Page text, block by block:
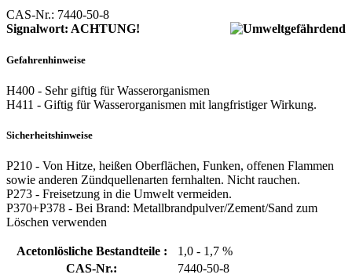
CAS-Nr.: 7440-50-8
Signalwort: ACHTUNG!
Gefahrenhinweise
H400 - Sehr giftig für Wasserorganismen
H411 - Giftig für Wasserorganismen mit langfristiger Wirkung.
Sicherheitshinweise
P210 - Von Hitze, heißen Oberflächen, Funken, offenen Flammen
sowie anderen Zündquellenarten fernhalten. Nicht rauchen.
P273 - Freisetzung in die Umwelt vermeiden.
P370+P378 - Bei Brand: Metallbrandpulver/Zement/Sand zum
Löschen verwenden
Acetonlösliche Bestandteile :
1,0 - 1,7 %
CAS-Nr.:
7440-50-8